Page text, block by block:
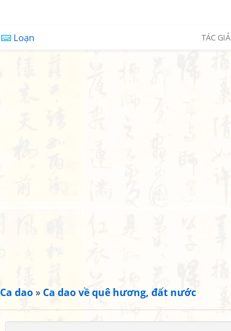
Loạn TÁC GIẢ
Ca dao» Ca dao về quê hương, đất nước